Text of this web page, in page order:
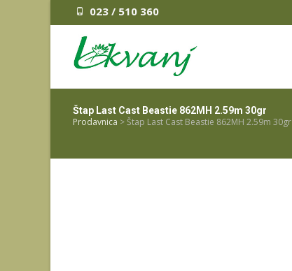
023 / 510 360
Štap Last Cast Beastie 862MH 2.59m 30gr
Prodavnica >Štap Last Cast Beastie 862MH 2.59m 30gr